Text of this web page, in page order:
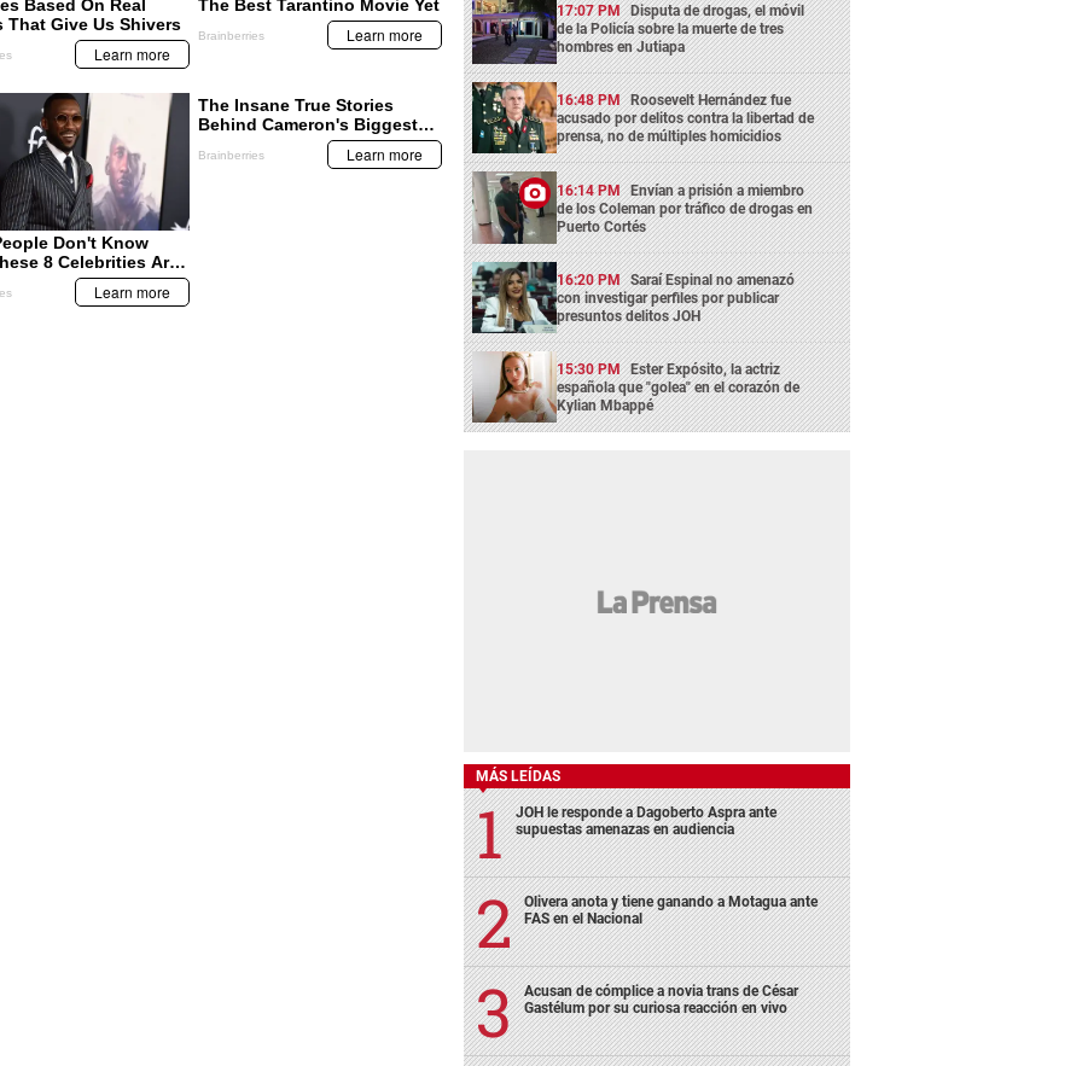
17:07 PM Disputa de drogas, el móvil
de la Policía sobre la muerte de tres
hombres en Jutiapa
16:48 PM Roosevelt Hernández fue
acusado por delitos contra la libertad de
prensa, no de múltiples homicidios
16:14 PM Envían a prisión a miembro
de los Coleman por tráfico de drogas en
Puerto Cortés
16:20 PM Saraí Espinal no amenazó
con investigar perfiles por publicar
presuntos delitos JOH
15:30 PM Ester Expósito, la actriz
española que "golea" en el corazón de
Kylian Mbappé
MÁS LEÍDAS
JOH le responde a Dagoberto Aspra ante
supuestas amenazas en audiencia
Olivera anota y tiene ganando a Motagua ante
FAS en el Nacional
Acusan de cómplice a novia trans de César
Gastélum por su curiosa reacción en vivo